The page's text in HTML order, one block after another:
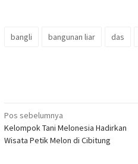
bangli bangunan liar das
Navigasi
pos
Pos sebelumnya
Kelompok Tani Melonesia Hadirkan
Wisata Petik Melon di Cibitung